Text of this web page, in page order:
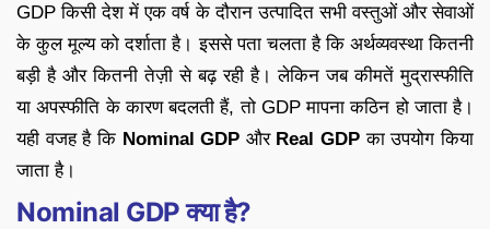
GDP किसी देश में एक वर्ष के दौरान उत्पादित सभी वस्तुओं और सेवाओं
के कुल मूल्य को दर्शाता है। इससे पता चलता है कि अर्थव्यवस्था कितनी
बड़ी है और कितनी तेज़ी से बढ़ रही है। लेकिन जब कीमतें मुद्रास्फीति
या अपस्फीति के कारण बदलती हैं, तो GDP मापना कठिन हो जाता है।
यही वजह है कि Nominal GDP और Real GDP का उपयोग किया
जाता है।
Nominal GDP क्या है?